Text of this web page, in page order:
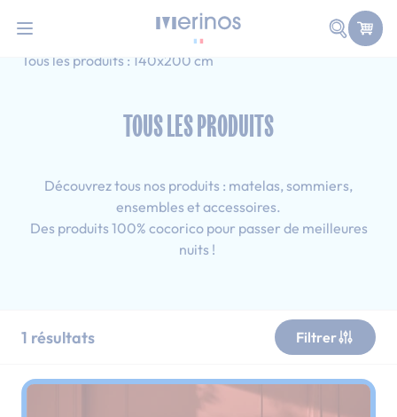
Faire
Accueil
Adulte
Tous les produits : 140x200 cm
TOUS LES PRODUITS
Découvrez tous nos produits : matelas, sommiers,
ensembles et accessoires.
Des produits 100% cocorico pour passer de meilleures
nuits !
1 résultats Filtrer